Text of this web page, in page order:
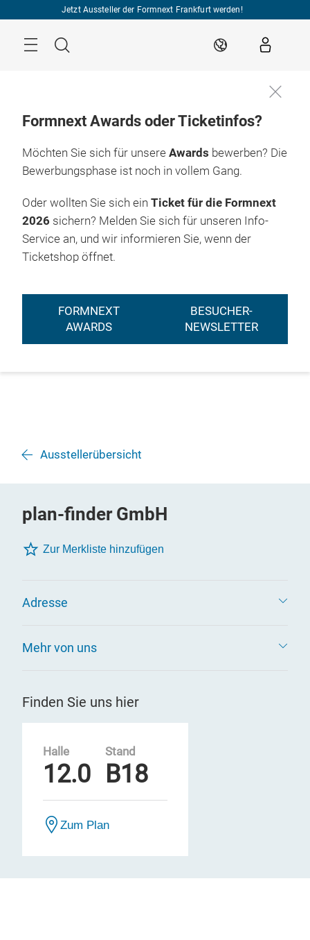
Jetzt Aussteller der Formnext Frankfurt werden!
Suche DE
Formnext Awards oder Ticketinfos?
Möchten Sie sich für unsere Awards bewerben? Die
Bewerbungsphase ist noch in vollem Gang.
Oder wollten Sie sich ein Ticket für die Formnext
2026 sichern? Melden Sie sich für unseren Info-
Service an, und wir informieren Sie, wenn der
Ticketshop öffnet.
FORMNEXT
AWARDS
BESUCHER-
NEWSLETTER
Ausstellerübersicht
plan-finder GmbH
Zur Merkliste hinzufügen
Adresse
Mehr von uns
Finden Sie uns hier
Halle
12.0
Stand
B18
Zum Plan